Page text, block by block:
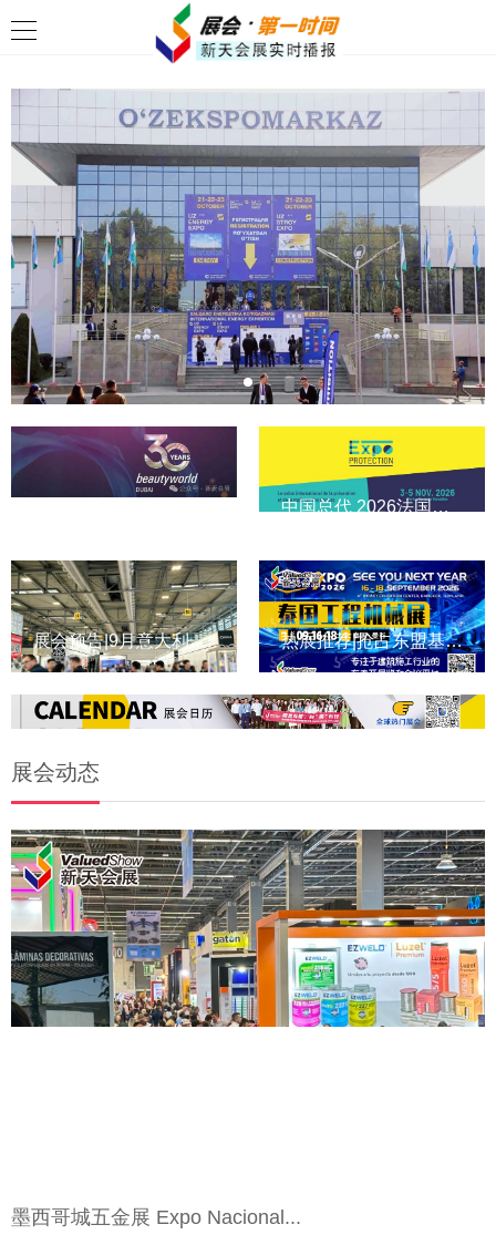
展会预告|9月意大利陶瓷石材...
中国总代 2026法国劳保展，...
热展推荐|抢占东盟基建风口，...
展会动态
墨西哥城五金展 Expo Nacional...